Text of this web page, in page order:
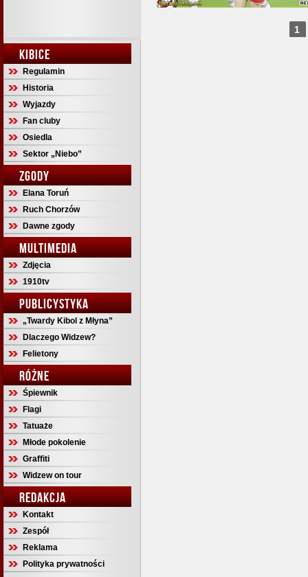
KIBICE
Regulamin
Historia
Wyjazdy
Fan cluby
Osiedla
Sektor „Niebo”
ZGODY
Elana Toruń
Ruch Chorzów
Dawne zgody
MULTIMEDIA
Zdjęcia
1910tv
PUBLICYSTYKA
„Twardy Kibol z Młyna”
Dlaczego Widzew?
Felietony
RÓŻNE
Śpiewnik
Flagi
Tatuaże
Młode pokolenie
Graffiti
Widzew on tour
REDAKCJA
Kontakt
Zespół
Reklama
Polityka prywatności
1